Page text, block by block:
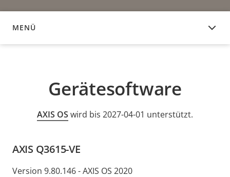
MENÜ
GERÄTESOFTWARE
Gerätesoftware
AXIS OS wird bis 2027-04-01 unterstützt.
AXIS Q3615-VE
Version 9.80.146 - AXIS OS 2020